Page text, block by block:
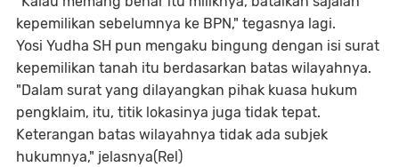
kepemilikan sebelumnya ke BPN," tegasnya lagi.
Yosi Yudha SH pun mengaku bingung dengan isi surat
kepemilikan tanah itu berdasarkan batas wilayahnya.
"Dalam surat yang dilayangkan pihak kuasa hukum
pengklaim, itu, titik lokasinya juga tidak tepat.
Keterangan batas wilayahnya tidak ada subjek
hukumnya," jelasnya(Rel)